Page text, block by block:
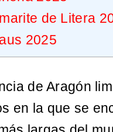
de Litera
2025
de Aragón
en la que se